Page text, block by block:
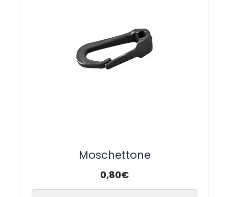
Moschettone
0,80€